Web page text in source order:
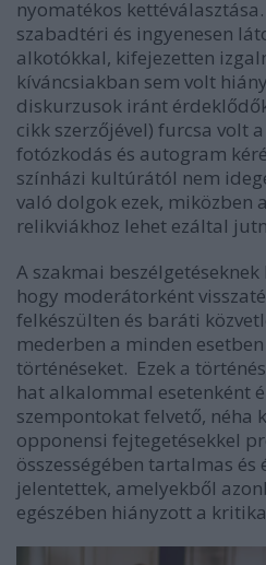
nyomatékos
szabadtéri és ingyenesen
alkotókkal, kifejezetten
kíváncsiakban sem volt
diskurzusok iránt
cikk szerzőjével) furcsa volt
fotózkodás és autogram
színházi kultúrától nem
való dolgok ezek, miközben
relikviákhoz lehet ezáltal
A szakmai
hogy moderátorként
felkészülten és baráti
mederben a minden
történéseket. Ezek a
hat alkalommal esetenként
szempontokat felvető, néha
opponensi fejtegetésekkel
összességében tartalmas
jelentettek, amelyekből
egészében hiányzott a